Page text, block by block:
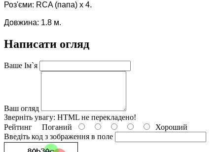
Роз'єми: RCA (папа) x 4.
Довжина: 1.8 м.
Написати огляд
Ваше Ім`я
Ваш огляд
Зверніть увагу: HTML не перекладено!
Рейтинг Поганий
Хороший
Введіть код з зображення в поле